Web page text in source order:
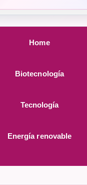
Home
Biotecnología
Tecnología
Energía renovable